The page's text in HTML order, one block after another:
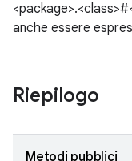
anche essere
Riepilogo
Metodi pubblici